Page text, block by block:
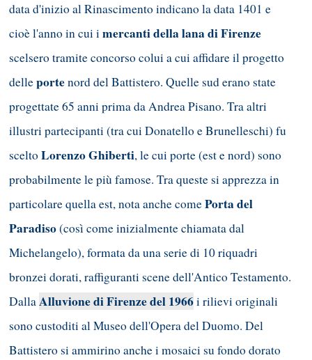
data d'inizio al Rinascimento indicano la data 1401 e
cioè l'anno in cui imercanti della lana di Firenze
scelsero tramite concorso colui a cui affidare il progetto
delleportenord del Battistero. Quelle sud erano state
progettate 65 anni prima da Andrea Pisano. Tra altri
illustri partecipanti (tra cui Donatello e Brunelleschi) fu
sceltoLorenzo Ghiberti, le cui porte (est e nord) sono
probabilmente le più famose. Tra queste si apprezza in
particolare quella est, nota anche comePorta del
Paradiso(così come inizialmente chiamata dal
Michelangelo), formata da una serie di 10 riquadri
bronzei dorati, raffiguranti scene dell'Antico Testamento.
DallaAlluvione di Firenze del 1966i rilievi originali
sono custoditi al Museo dell'Opera del Duomo. Del
Battistero si ammirino anche i mosaici su fondo dorato